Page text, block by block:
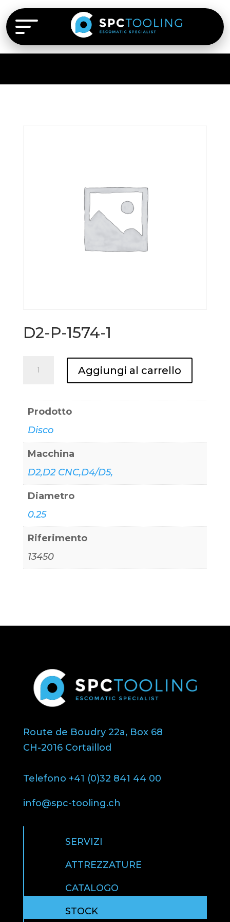
D2-P-1574-1
quantità
Aggiungi al carrello
Prodotto
Disco
Macchina
D2,D2 CNC,D4/D5,
Diametro
0.25
Riferimento
13450
Route de Boudry 22a, Box 68
CH-2016 Cortaillod
Telefono +41 (0)32 841 44 00
info@spc-tooling.ch
SERVIZI
ATTREZZATURE
CATALOGO
STOCK